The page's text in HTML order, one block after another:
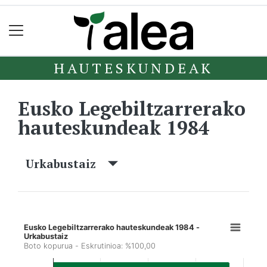
HAUTESKUNDEAK
Eusko Legebiltzarrerako
hauteskundeak 1984
Urkabustaiz
Eusko Legebiltzarrerako hauteskundeak 1984 -
Urkabustaiz
Boto kopurua - Eskrutinioa: %100,00